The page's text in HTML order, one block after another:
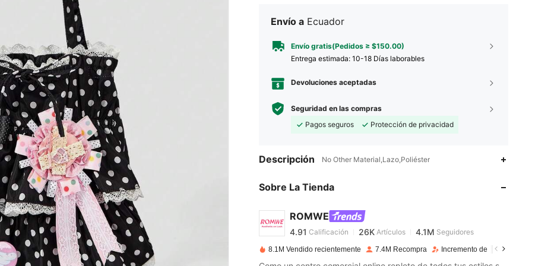
Envío a Ecuador
Envío gratis(Pedidos ≥ $150.00)
Entrega estimada: 10-18 Días laborables
Devoluciones aceptadas
Seguridad en las compras
Pagos seguros
Protección de privacidad
Descripción No Other Material,Lazo,Poliéster
Sobre La Tienda
ROMWE
4.91
26K
4.91 Calificación 26K Artículos 4.1M Seguidores
4.91 26K
4.1M
8.1M Vendido recientemente 7.4M Recompra Incremento de seguidores de